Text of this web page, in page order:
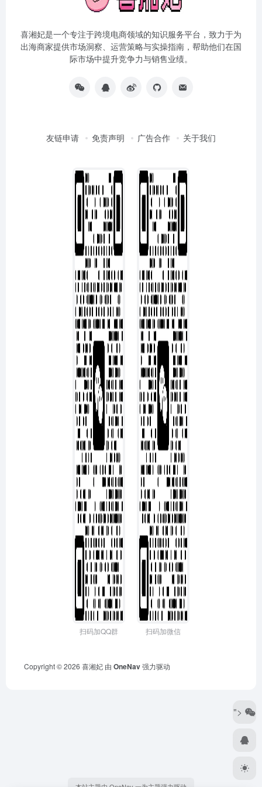
喜湘妃是一个专注于跨境电商领域的知识服务平台，致力于为
出海商家提供市场洞察、运营策略与实操指南，帮助他们在国
际市场中提升竞争力与销售业绩。
友链申请 免责声明 广告合作 关于我们
扫码加QQ群 扫码加微信
Copyright © 2026 喜湘妃 由 OneNav强力驱动
">